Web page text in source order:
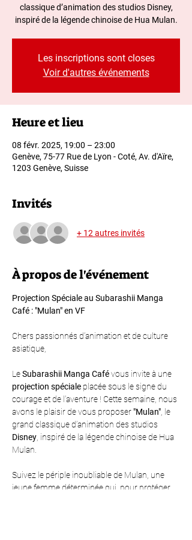
classique d’animation des studios Disney,
inspiré de la légende chinoise de Hua Mulan.
Les inscriptions sont closes
Voir d'autres événements
Heure et lieu
08 févr. 2025, 19:00 – 23:00
Genève, 75-77 Rue de Lyon - Coté, Av. d'Aïre,
1203 Genève, Suisse
Invités
+ 12 autres invités
À propos de l'événement
Projection Spéciale au Subarashii Manga
Café : "Mulan" en VF
Chers passionnés d’animation et de culture
asiatique,
Le Subarashii Manga Café vous invite à une
projection spéciale placée sous le signe du
courage et de l’aventure ! Cette semaine, nous
avons le plaisir de vous proposer "Mulan" , le
grand classique d’animation des studios
Disney , inspiré de la légende chinoise de Hua
Mulan.
Suivez le périple inoubliable de Mulan, une
jeune femme déterminée qui, pour protéger